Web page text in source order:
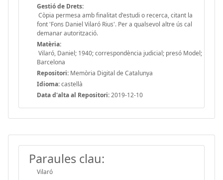
Gestió de Drets:
Còpia permesa amb finalitat d'estudi o recerca, citant la
font 'Fons Daniel Vilaró Rius'. Per a qualsevol altre ús cal
demanar autorització.
Matèria:
Vilaró, Daniel; 1940; correspondència judicial; presó Model;
Barcelona
Repositori: Memòria Digital de Catalunya
Idioma:castellà
Data d'alta al Repositori:2019-12-10
Paraules clau:
Vilaró